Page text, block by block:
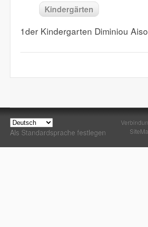
Kindergärten
1der Kindergarten Diminiou
Als Standardsprache festlegen